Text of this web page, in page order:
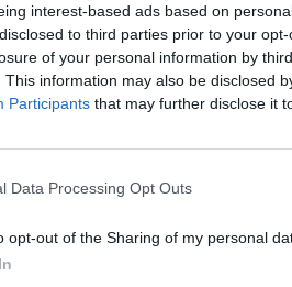
interest-based ads based on
to third parties prior to your
of your personal information by
This information may also be disclosed
Participants that may further disclose it
Data Processing Opt Outs
opt-out of the Sharing of my personal